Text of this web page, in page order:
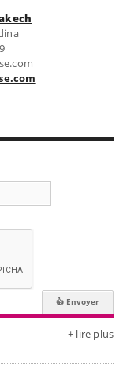
+ lire plus